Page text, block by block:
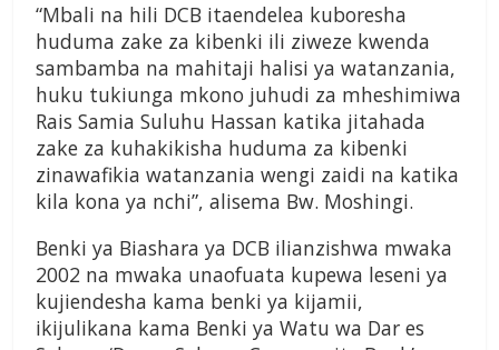
“Mbali na hili DCB itaendelea kuboresha
huduma zake za kibenki ili ziweze kwenda
sambamba na mahitaji halisi ya watanzania,
huku tukiunga mkono juhudi za mheshimiwa
Rais Samia Suluhu Hassan katika jitahada
zake za kuhakikisha huduma za kibenki
zinawafikia watanzania wengi zaidi na katika
kila kona ya nchi”, alisema Bw. Moshingi.
Benki ya Biashara ya DCB ilianzishwa mwaka
2002 na mwaka unaofuata kupewa leseni ya
kujiendesha kama benki ya kijamii,
ikijulikana kama Benki ya Watu wa Dar es